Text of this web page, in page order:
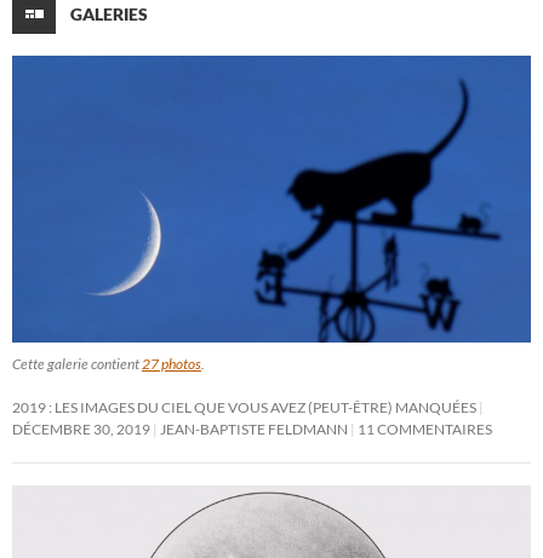
GALERIES
Cette galerie contient 27 photos
2019 : LES IMAGES DU CIEL QUE VOUS AVEZ (PEUT-ÊTRE) MANQUÉES
DÉCEMBRE 30, 2019
JEAN-BAPTISTE FELDMANN 11 COMMENTAIRES